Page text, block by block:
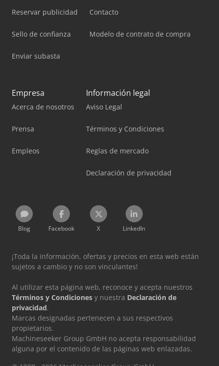
Reservar publicidad
Sello de confianza
Enviar subasta
Contacto
Modelo de contrato de compra
Empresa
Acerca de nosotros
Prensa
Empleos
Información legal
Aviso Legal
Términos y Condiciones
Reglas de mercado
Declaración de privacidad
Blog Facebook X LinkedIn
¡Toda la información, ofertas y precios en esta web están
sujetos a cambio y no son vinculantes!
Al utilizar esta página web, reconoce y acepta nuestros
Términos y Condiciones y nuestra Declaración de
privacidad.
Marcas designadas pertenecen a sus respectivos
propietarios.
Machineseeker Group GmbH no acepta responsabilidad
alguna por el contenido de las páginas web enlazadas.